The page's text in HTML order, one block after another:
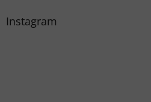
Instagram